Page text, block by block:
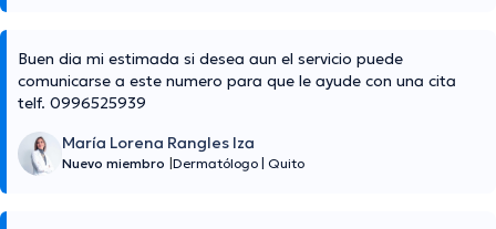
Buen dia mi estimada si desea aun el servicio puede
comunicarse a este numero para que le ayude con una cita
telf. 0996525939
María Lorena Rangles Iza
Nuevo miembro Dermatólogo Quito